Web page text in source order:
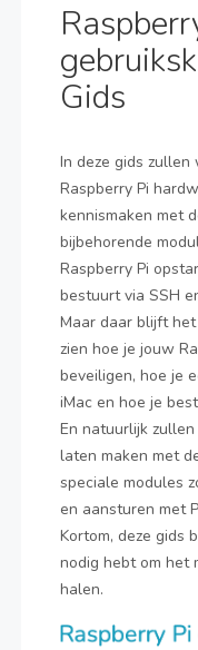
Gids
In deze gids
Raspberry Pi
kennismaken met
bijbehorende
Raspberry Pi
bestuurt via SSH
Maar daar blijft
zien hoe je jouw
beveiligen, hoe je
iMac en hoe je
En natuurlijk
laten maken met
speciale modules
en aansturen met
Kortom, deze gids
nodig hebt om het
halen.